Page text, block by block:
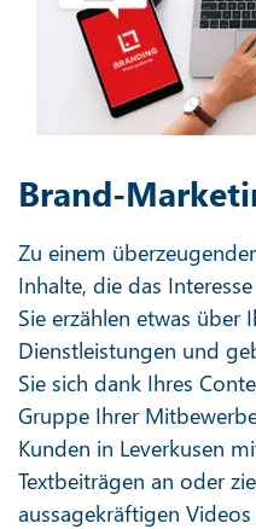
Brand-
Zu einem
Inhalte, die das
Sie erzählen etwas über
Dienstleistungen und
Sie sich dank Ihres
Gruppe Ihrer
Kunden in Leverkusen
Textbeiträgen an oder
aussagekräftigen